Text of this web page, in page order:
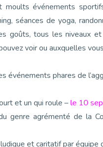
événements
séances de yoga,
goûts, tous les niveaux
voir ou auxquelles
événements phares de
et un qui roule –le 10
genre agrémenté de la
et caritatif par équipe